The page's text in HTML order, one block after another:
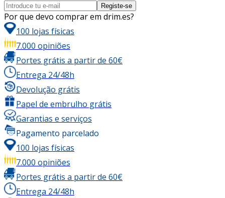
Registe-se
Por que devo comprar em drim.es?
100 lojas físicas
7.000 opiniões
Portes grátis a partir de 60€
Entrega 24/48h
Devolução grátis
Papel de embrulho grátis
Garantias e serviços
Pagamento parcelado
100 lojas físicas
7.000 opiniões
Portes grátis a partir de 60€
Entrega 24/48h